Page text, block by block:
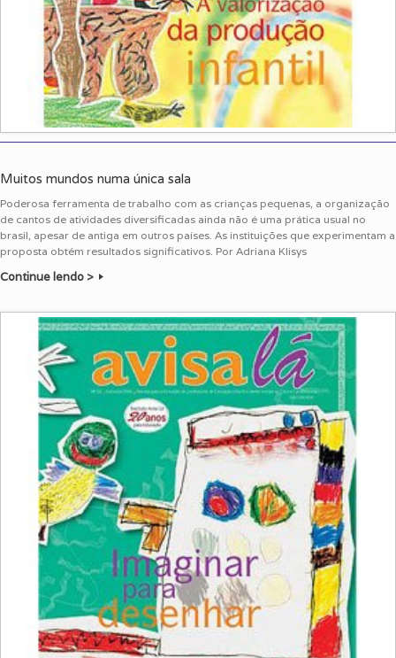
Muitos mundos numa única sala
Poderosa ferramenta de trabalho com as crianças pequenas, a organização
de cantos de atividades diversificadas ainda não é uma prática usual no
brasil, apesar de antiga em outros países. As instituições que experimentam a
proposta obtém resultados significativos. Por Adriana Klisys
Continue lendo >